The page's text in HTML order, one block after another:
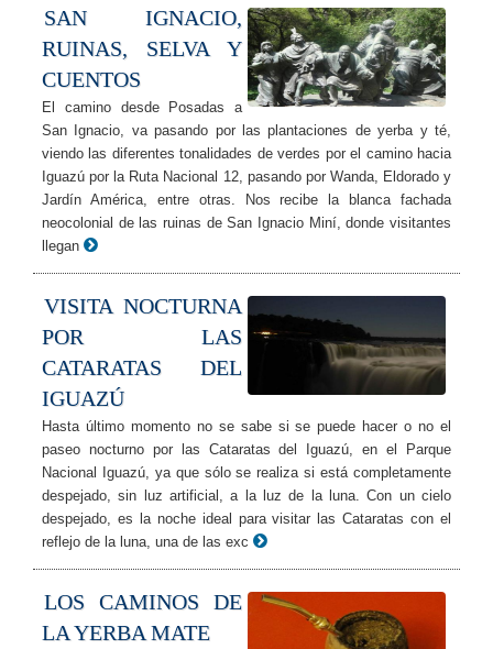
SAN IGNACIO,
RUINAS, SELVA Y
CUENTOS
El camino desde Posadas a
San Ignacio, va pasando por las plantaciones de yerba y té,
viendo las diferentes tonalidades de verdes por el camino hacia
Iguazú por la Ruta Nacional 12, pasando por Wanda, Eldorado y
Jardín América, entre otras. Nos recibe la blanca fachada
neocolonial de las ruinas de San Ignacio Miní, donde visitantes
llegan
VISITA NOCTURNA
POR LAS
CATARATAS DEL
IGUAZÚ
Hasta último momento no se sabe si se puede hacer o no el
paseo nocturno por las Cataratas del Iguazú, en el Parque
Nacional Iguazú, ya que sólo se realiza si está completamente
despejado, sin luz artificial, a la luz de la luna. Con un cielo
despejado, es la noche ideal para visitar las Cataratas con el
reflejo de la luna, una de las exc
LOS CAMINOS DE
LA YERBA MATE